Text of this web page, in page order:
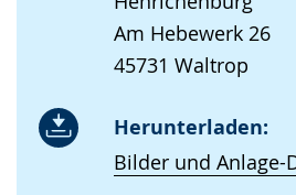
Am Hebewerk 26
45731 Waltrop
Herunterladen:
Bilder und Anlage-